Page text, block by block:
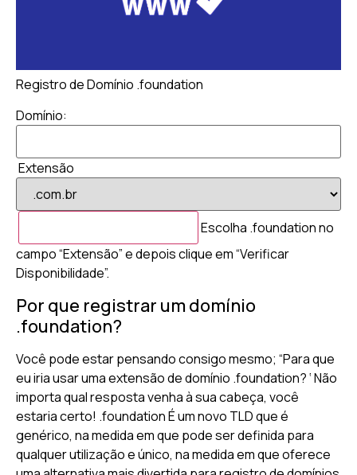
Registro de Domínio .foundation
Domínio:
Extensão
Escolha .foundation no
campo “Extensão” e depois clique em “Verificar
Disponibilidade”.
Por que registrar um domínio
.foundation?
Você pode estar pensando consigo mesmo; “Para que
eu iria usar uma extensão de domínio .foundation? ‘ Não
importa qual resposta venha à sua cabeça, você
estaria certo! .foundation É um novo TLD que é
genérico, na medida em que pode ser definida para
qualquer utilização e único, na medida em que oferece